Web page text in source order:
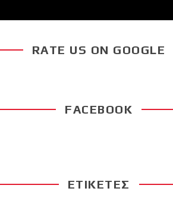
RATE US ON GOOGLE
FACEBOOK
ΕΤΙΚΕΤΕΣ